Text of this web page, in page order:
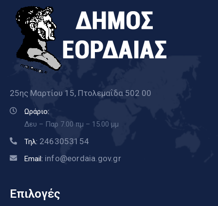
25ης Μαρτίου 15, Πτολεμαΐδα 502 00
Ωράριο:
Δευ – Παρ 7.00 πμ – 15.00 μμ
Τηλ: 2463053154
Email: info@eordaia.gov.gr
Επιλογές